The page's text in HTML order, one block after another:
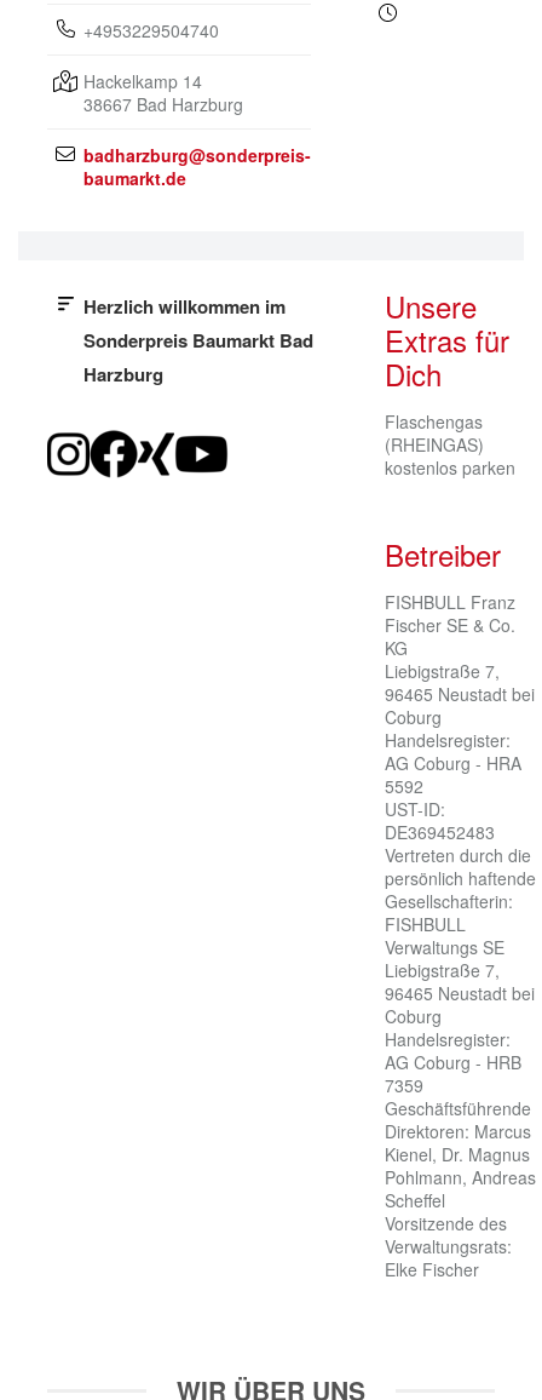
+4953229504740
Hackelkamp 14
38667 Bad Harzburg
badharzburg@sonderpreis-
baumarkt.de
Herzlich willkommen im
Sonderpreis Baumarkt Bad
Harzburg
Unsere
Extras für
Dich
Flaschengas
(RHEINGAS)
kostenlos parken
Betreiber
FISHBULL Franz
Fischer SE & Co.
KG
Liebigstraße 7,
96465 Neustadt bei
Coburg
Handelsregister:
AG Coburg - HRA
5592
UST-ID:
DE369452483
Vertreten durch die
persönlich haftende
Gesellschafterin:
FISHBULL
Verwaltungs SE
Liebigstraße 7,
96465 Neustadt bei
Coburg
Handelsregister:
AG Coburg - HRB
7359
Geschäftsführende
Direktoren: Marcus
Kienel, Dr. Magnus
Pohlmann, Andreas
Scheffel
Vorsitzende des
Verwaltungsrats:
Elke Fischer
WIR ÜBER UNS